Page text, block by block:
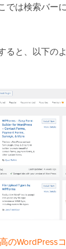
では検索バー
ると、以下の
のWordPress